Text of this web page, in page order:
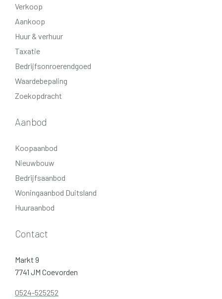
hoogstamfruitbomen (kers, appel, peer).
- berging is inbegrepen in de koopprijs van de kavel;
- servicekosten circa € 150 per maand voor gezamenlijke
grond en opstal (berging);
- nieuwbouwplan ligt in het Beekdal landschap.
Verkoop
Aankoop
Huur & verhuur
Taxatie
Bedrijfsonroerendgoed
Waardebepaling
Zoekopdracht
Aanbod
Koopaanbod
Nieuwbouw
Bedrijfsaanbod
Woningaanbod Duitsland
Huuraanbod
Contact
Markt 9
7741 JM Coevorden
0524-525252